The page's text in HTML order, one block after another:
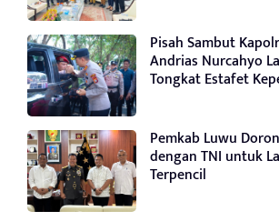
Pisah Sambut
Andrias Nurcahyo
Tongkat Estafet
Pemkab Luwu
dengan TNI untuk
Terpencil